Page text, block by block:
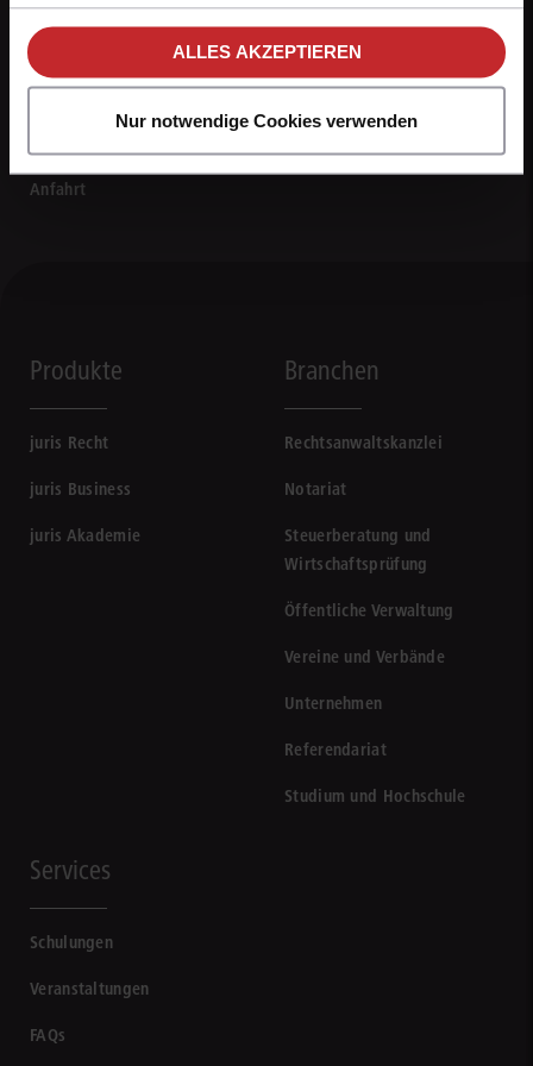
unserenHinweisen zum Datenschutz.
ALLES AKZEPTIEREN
Nur notwendige Cookies verwenden
0681 5866-4422
Mo - Fr von 8 bis 18 Uhr
Anfahrt
Produkte
juris Recht
juris Business
juris Akademie
Branchen
Rechtsanwaltskanzlei
Notariat
Steuerberatung und
Wirtschaftsprüfung
Öffentliche Verwaltung
Vereine und Verbände
Unternehmen
Referendariat
Studium und Hochschule
Services
Schulungen
Veranstaltungen
FAQs